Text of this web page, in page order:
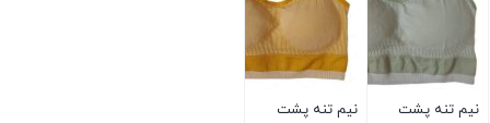
نیم تنه پشت
نیم تنه پشت